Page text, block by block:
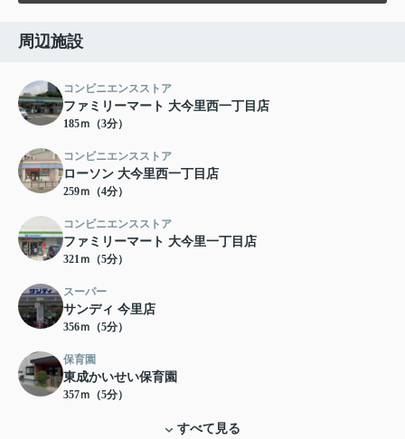
周辺施設
コンビニエンスストア
ファミリーマート 大今里西一丁目店
185ｍ（3分）
コンビニエンスストア
ローソン 大今里西一丁目店
259ｍ（4分）
コンビニエンスストア
ファミリーマート 大今里一丁目店
321ｍ（5分）
スーパー
サンディ 今里店
356ｍ（5分）
保育園
東成かいせい保育園
357ｍ（5分）
すべて見る